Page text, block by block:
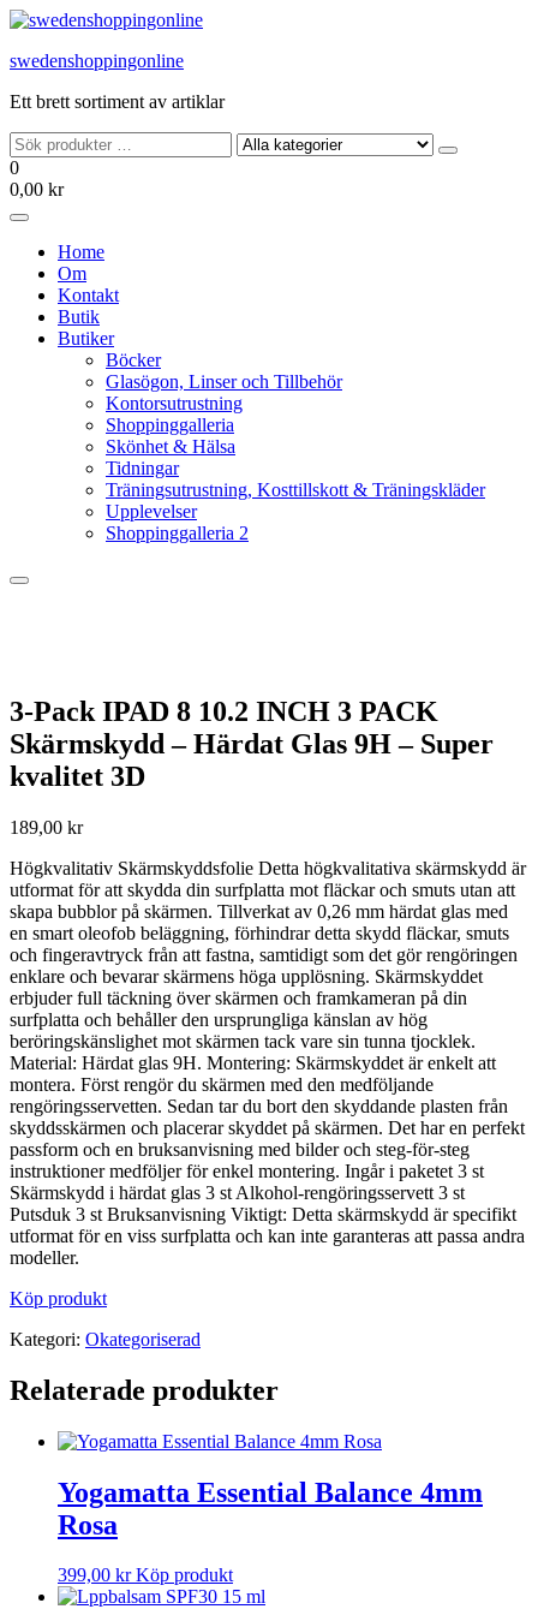
Hoppa
innehållet
swedenshoppingonline
Ett brett sortiment av artiklar
0
0,00 kr
Home
Om
Kontakt
Butik
Butiker
Böcker
Glasögon, Linser och Tillbehör
Kontorsutrustning
Shoppinggalleria
Skönhet & Hälsa
Tidningar
Träningsutrustning, Kosttillskott & Träningskläder
Upplevelser
Shoppinggalleria 2
3-Pack IPAD 8 10.2 INCH 3 PACK
Skärmskydd – Härdat Glas 9H – Super
kvalitet 3D
189,00 kr
Högkvalitativ Skärmskyddsfolie Detta högkvalitativa skärmskydd är
utformat för att skydda din surfplatta mot fläckar och smuts utan att
skapa bubblor på skärmen. Tillverkat av 0,26 mm härdat glas med
en smart oleofob beläggning, förhindrar detta skydd fläckar, smuts
och fingeravtryck från att fastna, samtidigt som det gör rengöringen
enklare och bevarar skärmens höga upplösning. Skärmskyddet
erbjuder full täckning över skärmen och framkameran på din
surfplatta och behåller den ursprungliga känslan av hög
beröringskänslighet mot skärmen tack vare sin tunna tjocklek.
Material: Härdat glas 9H. Montering: Skärmskyddet är enkelt att
montera. Först rengör du skärmen med den medföljande
rengöringsservetten. Sedan tar du bort den skyddande plasten från
skyddsskärmen och placerar skyddet på skärmen. Det har en perfekt
passform och en bruksanvisning med bilder och steg-för-steg
instruktioner medföljer för enkel montering. Ingår i paketet 3 st
Skärmskydd i härdat glas 3 st Alkohol-rengöringsservett 3 st
Putsduk 3 st Bruksanvisning Viktigt: Detta skärmskydd är specifikt
utformat för en viss surfplatta och kan inte garanteras att passa andra
modeller.
Köp produkt
Kategori: Okategoriserad
Relaterade produkter
Yogamatta Essential Balance 4mm
Rosa
399,00 kr Köp produkt